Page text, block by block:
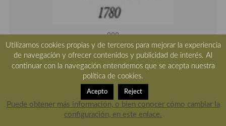
ooo
Utilizamos cookies propias y de terceros para mejorar la experiencia
de navegación y ofrecer contenidos y publicidad de interés. Al
continuar con la navegación entendemos que se acepta nuestra
política de cookies.
Acepto Reject
Puede obtener más información, o bien conocer cómo cambiar la
configuración, en este enlace.